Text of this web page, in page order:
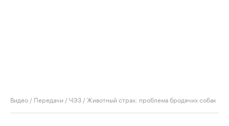
Видео / Передачи /ЧЭЗ /Животный страх: проблема бродячих собак